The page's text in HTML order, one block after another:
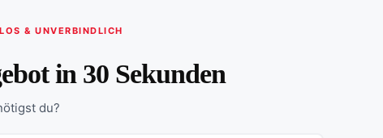
& UNVERBINDLICH
in 30 Sekunden
du?